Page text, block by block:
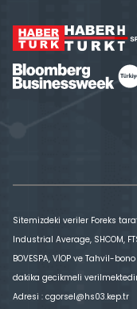
Sitemizdeki veriler Foreks
Industrial Average, SHCOM,
BOVESPA, VİOP ve Tahvil-
dakika gecikmeli verilmektedir.
Adresi : cgorsel@hs03.kep.tr